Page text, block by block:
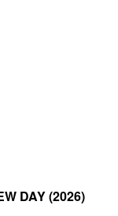
DAY (2026)